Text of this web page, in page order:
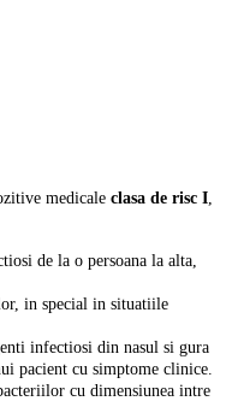
medicale clasa de risc I
de la o persoana la alta,
in special in situatiile
infectiosi din nasul si gura
pacient cu simptome clinice.
cu dimensiunea intre